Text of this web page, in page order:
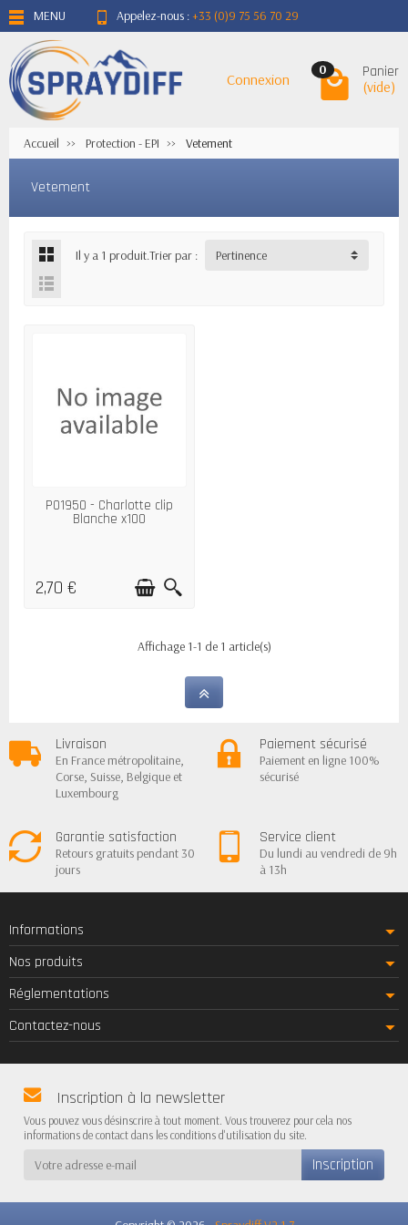
MENU Appelez-nous :+33 (0)9 75 56 70 29
Connexion
0 Panier
(vide)
Accueil Protection - EPI Vetement
Vetement
Il y a 1 produit.Trier par : Pertinence
P01950 - Charlotte clip
Blanche x100
2,70 €
Affichage 1-1 de 1 article(s)
Livraison
En France métropolitaine,
Corse, Suisse, Belgique et
Luxembourg
Paiement sécurisé
Paiement en ligne 100%
sécurisé
Garantie satisfaction
Retours gratuits pendant 30
jours
Service client
Du lundi au vendredi de 9h
à 13h
Informations
Nos produits
Réglementations
Contactez-nous
Inscription à la newsletter
Vous pouvez vous désinscrire à tout moment. Vous trouverez pour cela nos
informations de contact dans les conditions d'utilisation du site.